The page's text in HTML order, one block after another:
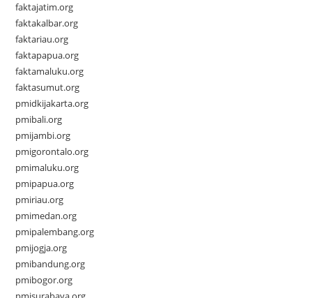
faktajatim.org
faktakalbar.org
faktariau.org
faktapapua.org
faktamaluku.org
faktasumut.org
pmidkijakarta.org
pmibali.org
pmijambi.org
pmigorontalo.org
pmimaluku.org
pmipapua.org
pmiriau.org
pmimedan.org
pmipalembang.org
pmijogja.org
pmibandung.org
pmibogor.org